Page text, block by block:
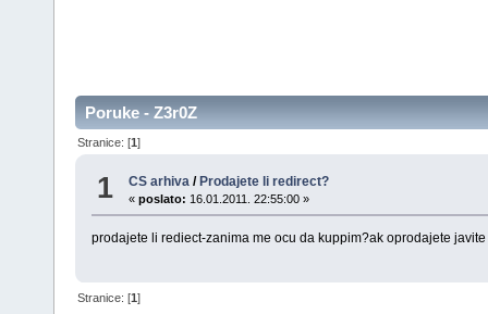
Poruke - Z3r0Z
Stranice: [1]
1 CS arhiva / Prodajete li redirect?
«poslato: 16.01.2011. 22:55:00 »
prodajete li rediect-zanima me ocu da kuppim?ak oprodajete javite
Stranice: [1]